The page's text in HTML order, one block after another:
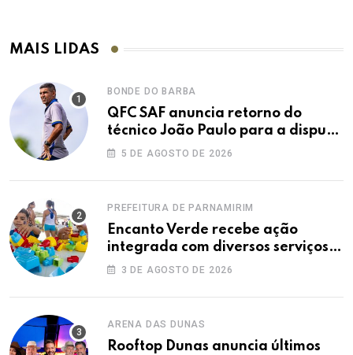
MAIS LIDAS
BONDE DO BARBA
QFC SAF anuncia retorno do
técnico João Paulo para a disputa
da elite do Campeonato Potiguar
5 DE AGOSTO DE 2026
PREFEITURA DE PARNAMIRIM
Encanto Verde recebe ação
integrada com diversos serviços
gratuitos à população
3 DE AGOSTO DE 2026
ARENA DAS DUNAS
Rooftop Dunas anuncia últimos